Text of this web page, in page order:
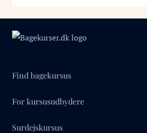
Find bagekursus
For kursusudbydere
Surdejskursus